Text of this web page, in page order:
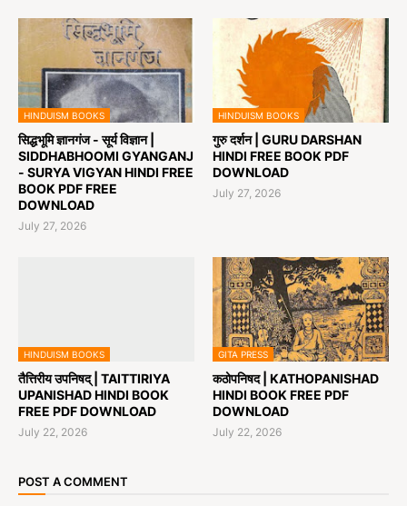
HINDUISM BOOKS
सिद्धभूमि ज्ञानगंज - सूर्य विज्ञान |
SIDDHABHOOMI GYANGANJ
- SURYA VIGYAN HINDI FREE
BOOK PDF FREE
DOWNLOAD
July 27, 2026
HINDUISM BOOKS
गुरु दर्शन | GURU DARSHAN
HINDI FREE BOOK PDF
DOWNLOAD
July 27, 2026
HINDUISM BOOKS
तैत्तिरीय उपनिषद् | TAITTIRIYA
UPANISHAD HINDI BOOK
FREE PDF DOWNLOAD
July 22, 2026
GITA PRESS
कठोपनिषद | KATHOPANISHAD
HINDI BOOK FREE PDF
DOWNLOAD
July 22, 2026
POST A COMMENT